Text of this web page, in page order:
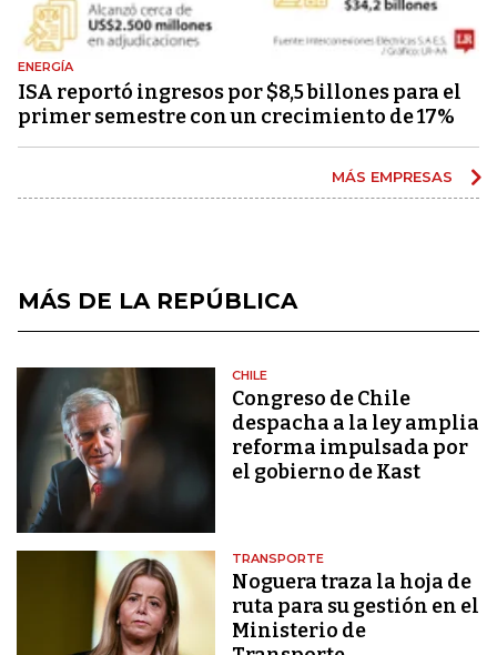
ENERGÍA
ISA reportó ingresos por $8,5 billones para el
primer semestre con un crecimiento de 17%
MÁS EMPRESAS
MÁS DE LA REPÚBLICA
CHILE
Congreso de Chile
despacha a la ley amplia
reforma impulsada por
el gobierno de Kast
TRANSPORTE
Noguera traza la hoja de
ruta para su gestión en el
Ministerio de